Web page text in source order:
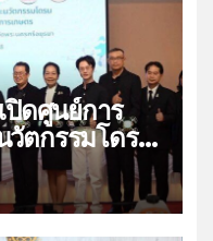
ปิดศูนย์การ
วัตกรรมโดรน
วและ
ทคนิค